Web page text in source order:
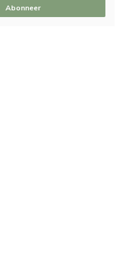
Abonneer